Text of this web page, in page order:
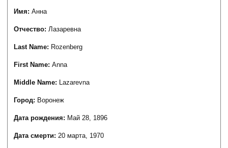
Имя:Анна
Отчество:Лазаревна
Last Name: Rozenberg
First Name:Anna
Middle Name: Lazarevna
Город: Воронеж
Дата рождения: Май 28, 1896
Дата смерти:20 марта, 1970